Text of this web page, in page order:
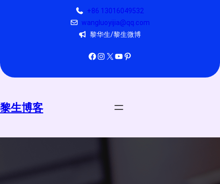
+86 13016049532
wangluoyijia@qq.com
黎华生/黎生微博
Facebook Instagram X YouTube Pinterest
黎生博客